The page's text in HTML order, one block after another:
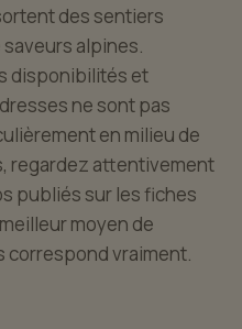
des sentiers
alpines.
disponibilités et
ne sont pas
en milieu de
regardez attentivement
publiés sur les fiches
moyen de
correspond vraiment.